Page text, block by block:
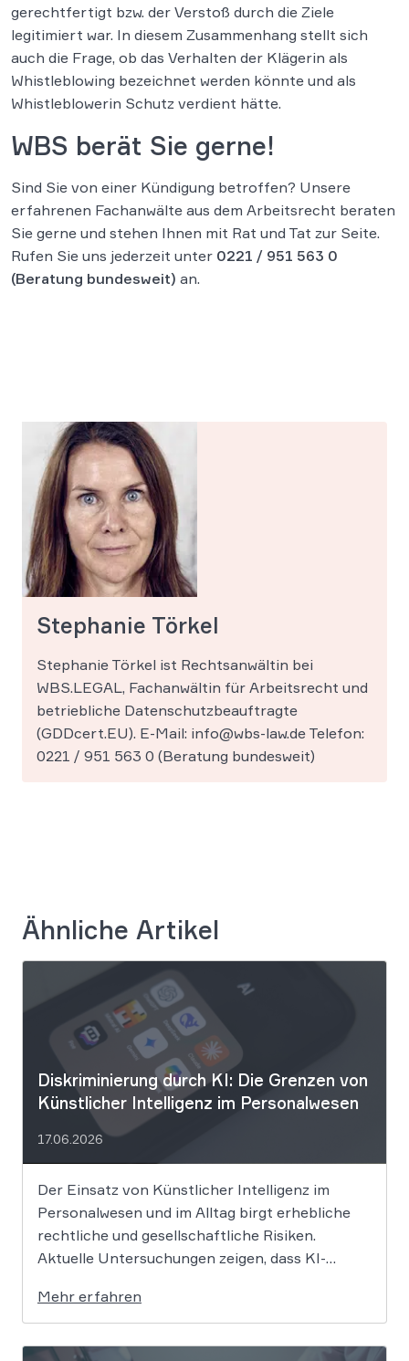
gerechtfertigt bzw. der Verstoß durch die Ziele
legitimiert war. In diesem Zusammenhang stellt sich
auch die Frage, ob das Verhalten der Klägerin als
Whistleblowing bezeichnet werden könnte und als
Whistleblowerin Schutz verdient hätte.
WBS berät Sie gerne!
Sind Sie von einer Kündigung betroffen? Unsere
erfahrenen Fachanwälte aus dem Arbeitsrecht beraten
Sie gerne und stehen Ihnen mit Rat und Tat zur Seite.
Rufen Sie uns jederzeit unter 0221 / 951 563 0
(Beratung bundesweit) an.
Stephanie Törkel
Stephanie Törkel ist Rechtsanwältin bei
WBS.LEGAL, Fachanwältin für Arbeitsrecht und
betriebliche Datenschutzbeauftragte
(GDDcert.EU). E-Mail: info@wbs-law.de Telefon:
0221 / 951 563 0 (Beratung bundesweit)
Ähnliche Artikel
Diskriminierung durch KI: Die Grenzen von
Künstlicher Intelligenz im Personalwesen
17.06.2026
Der Einsatz von Künstlicher Intelligenz im
Personalwesen und im Alltag birgt erhebliche
rechtliche und gesellschaftliche Risiken.
Aktuelle Untersuchungen zeigen, dass KI-
Bewerbungsprozessen systematisch rassistisch
aussortieren und Frauen zu geringeren
Gehaltsforderungen raten. Diese digitalen
Mehr erfahren